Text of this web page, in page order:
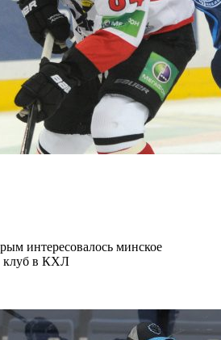
интересовалось минское
клуб в КХЛ